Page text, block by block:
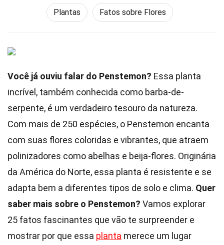
Plantas Fatos sobre Flores
Você já ouviu falar do Penstemon? Essa planta
incrível, também conhecida como barba-de-
serpente, é um verdadeiro tesouro da natureza.
Com mais de 250 espécies, o Penstemon encanta
com suas flores coloridas e vibrantes, que atraem
polinizadores como abelhas e beija-flores. Originária
da América do Norte, essa planta é resistente e se
adapta bem a diferentes tipos de solo e clima. Quer
saber mais sobre o Penstemon? Vamos explorar
25 fatos fascinantes que vão te surpreender e
mostrar por que essa planta merece um lugar